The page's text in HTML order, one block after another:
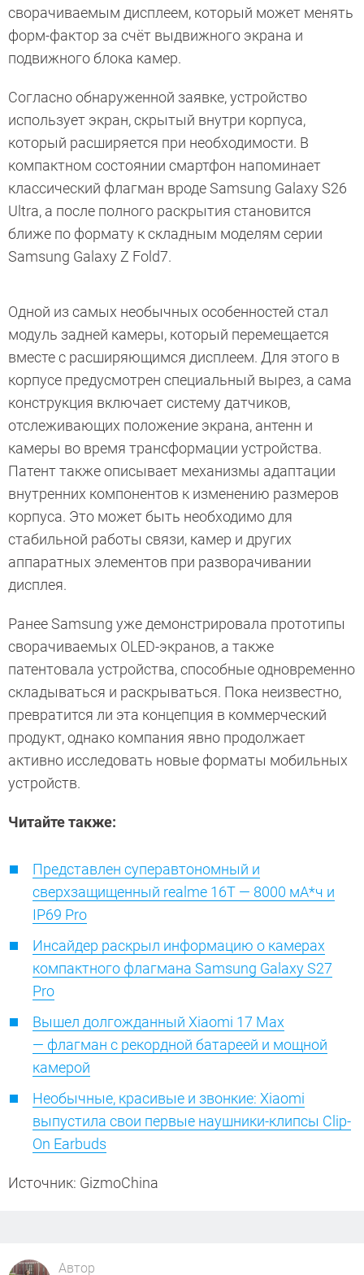
сворачиваемым дисплеем, который может менять
форм-фактор за счёт выдвижного экрана и
подвижного блока камер.
Согласно обнаруженной заявке, устройство
использует экран, скрытый внутри корпуса,
который расширяется при необходимости. В
компактном состоянии смартфон напоминает
классический флагман вроде Samsung Galaxy S26
Ultra, а после полного раскрытия становится
ближе по формату к складным моделям серии
Samsung Galaxy Z Fold7.
Одной из самых необычных особенностей стал
модуль задней камеры, который перемещается
вместе с расширяющимся дисплеем. Для этого в
корпусе предусмотрен специальный вырез, а сама
конструкция включает систему датчиков,
отслеживающих положение экрана, антенн и
камеры во время трансформации устройства.
Патент также описывает механизмы адаптации
внутренних компонентов к изменению размеров
корпуса. Это может быть необходимо для
стабильной работы связи, камер и других
аппаратных элементов при разворачивании
дисплея.
Ранее Samsung уже демонстрировала прототипы
сворачиваемых OLED-экранов, а также
патентовала устройства, способные одновременно
складываться и раскрываться. Пока неизвестно,
превратится ли эта концепция в коммерческий
продукт, однако компания явно продолжает
активно исследовать новые форматы мобильных
устройств.
Читайте также:
Представлен суперавтономный и
сверхзащищенный realme 16T — 8000 мА*ч и
IP69 Pro
Инсайдер раскрыл информацию о камерах
компактного флагмана Samsung Galaxy S27
Pro
Вышел долгожданный Xiaomi 17 Max
— флагман с рекордной батареей и мощной
камерой
Необычные, красивые и звонкие: Xiaomi
выпустила свои первые наушники-клипсы Clip-
On Earbuds
Источник: GizmoChina
Автор